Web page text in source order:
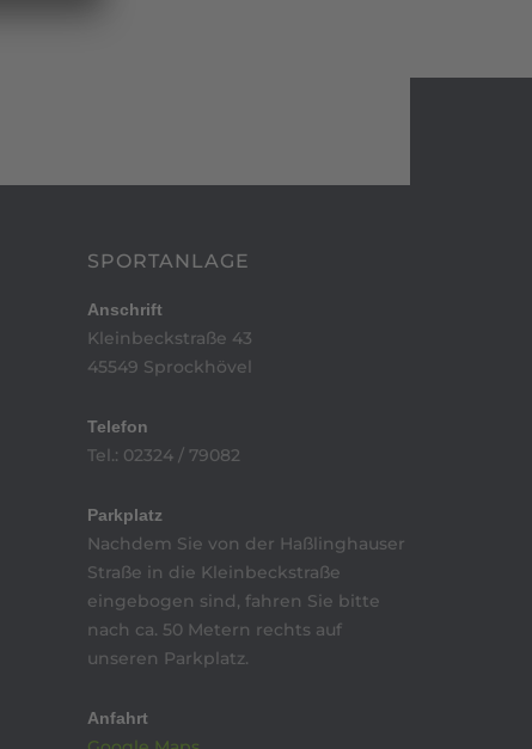
SPORTANLAGE
Anschrift
Kleinbeckstraße 43
45549 Sprockhövel
Telefon
Tel.: 02324 / 79082
Parkplatz
Nachdem Sie von der Haßlinghauser
Straße in die Kleinbeckstraße
eingebogen sind, fahren Sie bitte
nach ca. 50 Metern rechts auf
unseren Parkplatz.
Anfahrt